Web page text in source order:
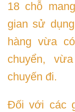
18 chỗ
gian sử
hàng vừa
chuyển,
chuyến đi.
Đối với các